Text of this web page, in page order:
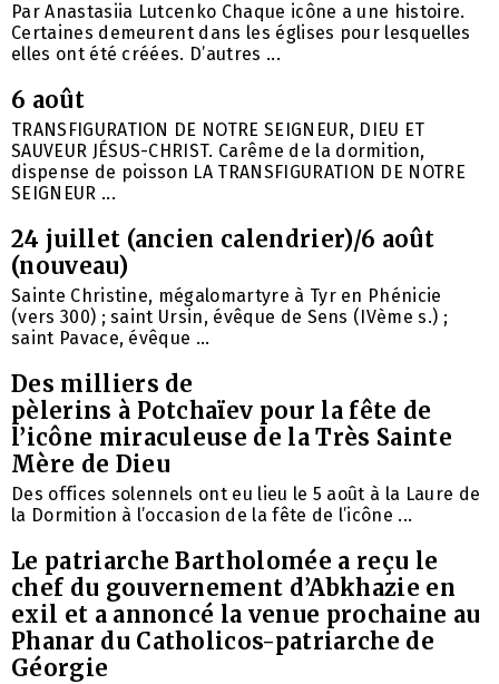
Par Anastasiia Lutcenko Chaque icône a une histoire.
Certaines demeurent dans les églises pour lesquelles
elles ont été créées. D’autres ...
6 août
TRANSFIGURATION DE NOTRE SEIGNEUR, DIEU ET
SAUVEUR JÉSUS-CHRIST. Carême de la dormition,
dispense de poisson LA TRANSFIGURATION DE NOTRE
SEIGNEUR ...
24 juillet (ancien calendrier)/6 août
(nouveau)
Sainte Christine, mégalomartyre à Tyr en Phénicie
(vers 300) ; saint Ursin, évêque de Sens (IVème s.) ;
saint Pavace, évêque ...
Des milliers de
pèlerins à Potchaïev pour la fête de
l’icône miraculeuse de la Très Sainte
Mère de Dieu
Des offices solennels ont eu lieu le 5 août à la Laure de
la Dormition à l’occasion de la fête de l’icône ...
Le patriarche Bartholomée a reçu le
chef du gouvernement d’Abkhazie en
exil et a annoncé la venue prochaine au
Phanar du Catholicos-patriarche de
Géorgie